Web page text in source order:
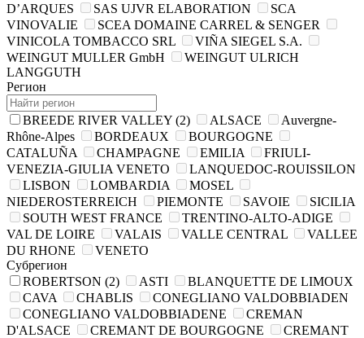
D’ARQUES
SAS UJVR ELABORATION
SCA
VINOVALIE
SCEA DOMAINE CARREL & SENGER
VINICOLA TOMBACCO SRL
VIÑA SIEGEL S.A.
WEINGUT MULLER GmbH
WEINGUT ULRICH
LANGGUTH
Регион
BREEDE RIVER VALLEY (2) ALSACE
Auvergne-
Rhône-Alpes
BORDEAUX
BOURGOGNE
CATALUÑA
CHAMPAGNE EMILIA
FRIULI-
VENEZIA-GIULIA VENETO
LANQUEDOC-ROUISSILON
LISBON
LOMBARDIA
MOSEL
NIEDEROSTERREICH
PIEMONTE SAVOIE
SICILIA
SOUTH WEST FRANCE
TRENTINO-ALTO-ADIGE
VAL DE LOIRE
VALAIS VALLE CENTRAL
VALLEE
DU RHONE
VENETO
Субрегион
ROBERTSON (2) ASTI
BLANQUETTE DE LIMOUX
CAVA
CHABLIS
CONEGLIANO VALDOBBIADEN
CONEGLIANO VALDOBBIADENE
CREMAN
D'ALSACE
CREMANT DE BOURGOGNE
CREMANT